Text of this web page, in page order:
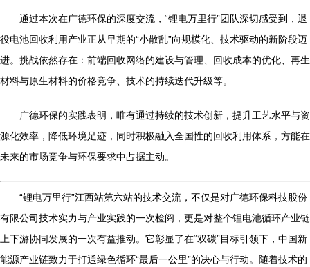
通过本次在广德环保的深度交流，“锂电万里行”团队深切感受到，退
役电池回收利用产业正从早期的“小散乱”向规模化、技术驱动的新阶段迈
进。挑战依然存在：前端回收网络的建设与管理、回收成本的优化、再生
材料与原生材料的价格竞争、技术的持续迭代升级等。
广德环保的实践表明，唯有通过持续的技术创新，提升工艺水平与资
源化效率，降低环境足迹，同时积极融入全国性的回收利用体系，方能在
未来的市场竞争与环保要求中占据主动。
“锂电万里行”江西站第六站的技术交流，不仅是对广德环保科技股份
有限公司技术实力与产业实践的一次检阅，更是对整个锂电池循环产业链
上下游协同发展的一次有益推动。它彰显了在“双碳”目标引领下，中国新
能源产业链致力于打通绿色循环“最后一公里”的决心与行动。随着技术的